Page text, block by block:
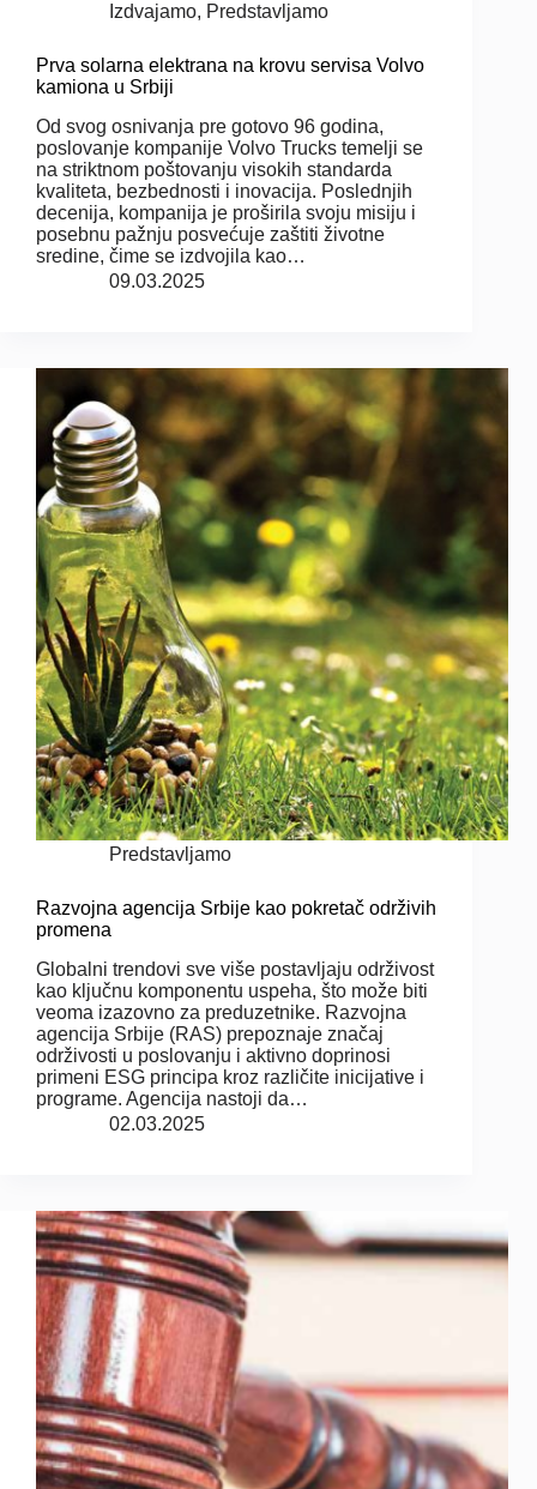
Izdvajamo, Predstavljamo
Prva solarna elektrana na krovu servisa Volvo
kamiona u Srbiji
Od svog osnivanja pre gotovo 96 godina,
poslovanje kompanije Volvo Trucks temelji se
na striktnom poštovanju visokih standarda
kvaliteta, bezbednosti i inovacija. Poslednjih
decenija, kompanija je proširila svoju misiju i
posebnu pažnju posvećuje zaštiti životne
sredine, čime se izdvojila kao…
09.03.2025
Predstavljamo
Razvojna agencija Srbije kao pokretač održivih
promena
Globalni trendovi sve više postavljaju održivost
kao ključnu komponentu uspeha, što može biti
veoma izazovno za preduzetnike. Razvojna
agencija Srbije (RAS) prepoznaje značaj
održivosti u poslovanju i aktivno doprinosi
primeni ESG principa kroz različite inicijative i
programe. Agencija nastoji da…
02.03.2025